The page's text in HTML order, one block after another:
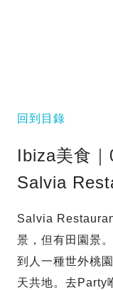
回到目錄
Ibiza美食
Salvia
Salvia
景，但有田園景
到人一種世外桃
天共地。去Party